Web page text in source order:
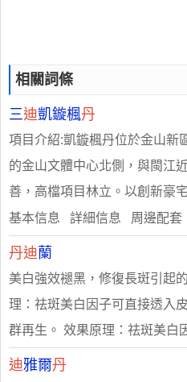
相關詞條
三迪凱鏇楓丹
項目介紹:凱鏇楓丹位於金山新
的金山文體中心北側，與閩江
善，高檔項目林立。以創新豪
基本信息 詳細信息 周邊配
丹迪蘭
美白強效褪黑，修復長斑引起
理：祛斑美白因子可直接透入
群再生。 效果原理：祛斑美白
迪雅爾丹